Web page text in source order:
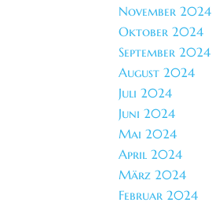
November 2024
Oktober 2024
September 2024
August 2024
Juli 2024
Juni 2024
Mai 2024
April 2024
März 2024
Februar 2024